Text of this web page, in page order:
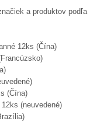
a produktov podľa
12ks (Čína)
(Čína)
(neuvedené)